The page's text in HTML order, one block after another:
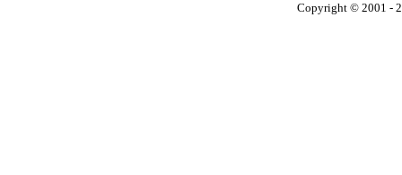
Copyright © 2001 -